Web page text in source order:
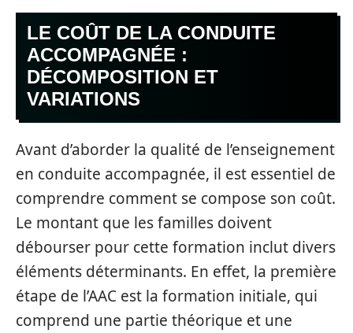
LE COÛT DE LA CONDUITE
ACCOMPAGNÉE :
DÉCOMPOSITION ET
VARIATIONS
Avant d’aborder la qualité de l’enseignement
en conduite accompagnée, il est essentiel de
comprendre comment se compose son coût.
Le montant que les familles doivent
débourser pour cette formation inclut divers
éléments déterminants. En effet, la première
étape de l’AAC est la formation initiale, qui
comprend une partie théorique et une